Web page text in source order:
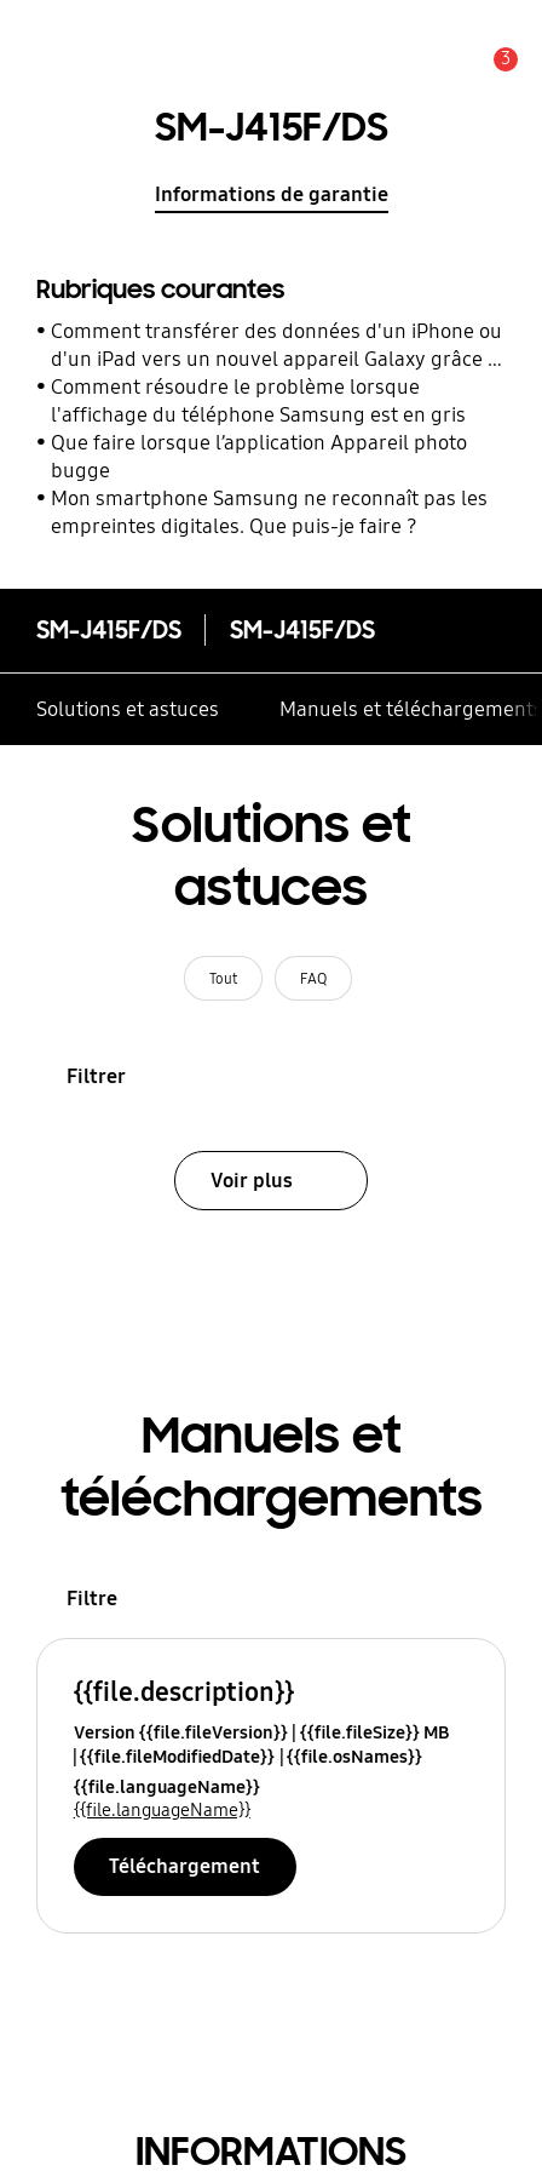
3
SM-J415F/DS
Informations de garantie
Rubriques courantes
Comment transférer des données d'un iPhone ou
d'un iPad vers un nouvel appareil Galaxy grâce à
Smart Switch ?
Comment résoudre le problème lorsque
l'affichage du téléphone Samsung est en gris
Que faire lorsque l’application Appareil photo
bugge
Mon smartphone Samsung ne reconnaît pas les
empreintes digitales. Que puis-je faire ?
SM-J415F/DS SM-J415F/DS
Solutions et astuces Manuels et téléchargements
Solutions et
astuces
Tout FAQ
Filtrer
Voir plus
Manuels et
téléchargements
Filtre
{{file.description}}
Version {{file.fileVersion}} {{file.fileSize}} MB
{{file.fileModifiedDate}} {{file.osNames}}
{{file.languageName}}
{{file.languageName}}
Téléchargement
INFORMATIONS